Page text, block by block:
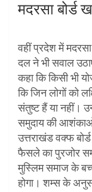
मदरसा बोर्ड
वहीं प्रदेश में
दल ने भी सवाल
कहा कि किसी भी
कि जिन लोगों को
संतुष्ट हैं या नहीं।
समुदाय की आशंकाओं
उत्तराखंड वक्फ
फैसले का पुरजोर
मुस्लिम समाज के
होगा। शम्स के